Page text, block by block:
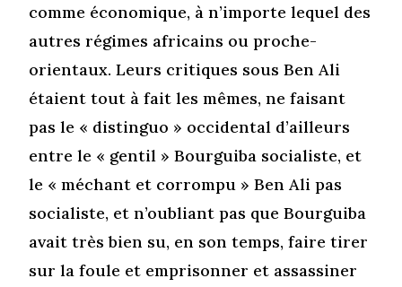
comme économique, à n’importe lequel des
autres régimes africains ou proche-
orientaux. Leurs critiques sous Ben Ali
étaient tout à fait les mêmes, ne faisant
pas le « distinguo » occidental d’ailleurs
entre le « gentil » Bourguiba socialiste, et
le « méchant et corrompu » Ben Ali pas
socialiste, et n’oubliant pas que Bourguiba
avait très bien su, en son temps, faire tirer
sur la foule et emprisonner et assassiner